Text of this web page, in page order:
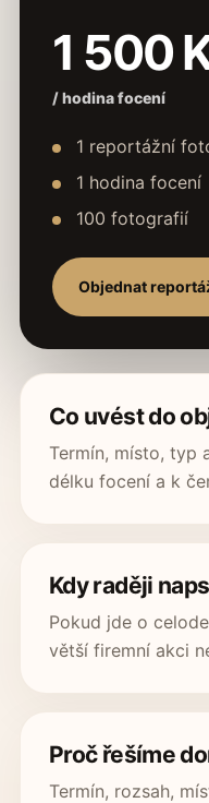
1 500
/ hodina focení
1 reportážní
1 hodina focení
100 fotografií
Objednat
Co uvést do
Termín, místo, typ
délku focení a k
Kdy raději
Pokud jde o
větší firemní akci
Proč řešíme
Termín, rozsah,